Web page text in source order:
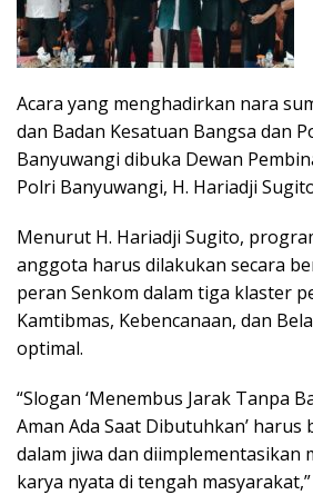
Acara yang menghadirkan nara
dan Badan Kesatuan Bangsa dan
Banyuwangi dibuka Dewan
Polri Banyuwangi, H. Hariadji
Menurut H. Hariadji Sugito,
anggota harus dilakukan secara
peran Senkom dalam tiga klaster
Kamtibmas, Kebencanaan, dan
optimal.
“Slogan ‘Menembus Jarak Tanpa
Aman Ada Saat Dibutuhkan’
dalam jiwa dan diimplementasikan
karya nyata di tengah